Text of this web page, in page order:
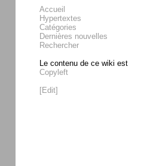
Accueil
Hypertextes
Catégories
Dernières nouvelles
Rechercher
Le contenu de ce wiki est
Copyleft
[Edit]